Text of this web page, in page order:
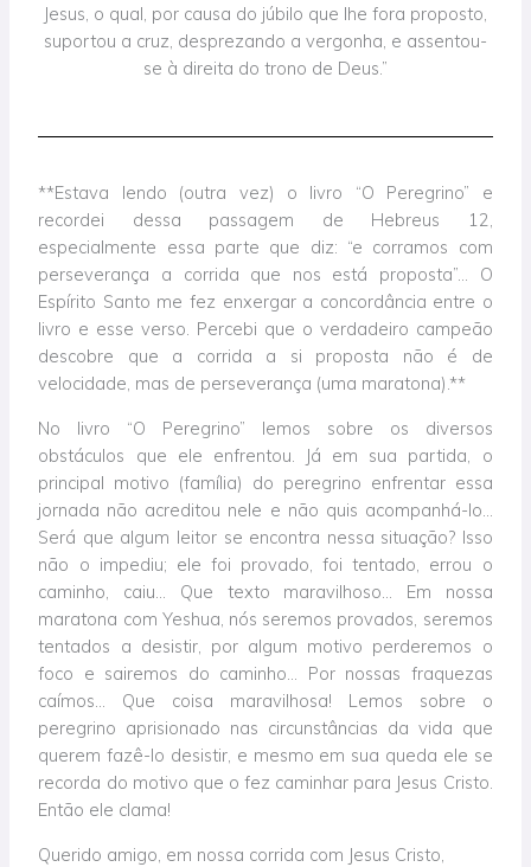
Jesus, o qual, por causa do júbilo que lhe fora proposto,
suportou a cruz, desprezando a vergonha, e assentou-
se à direita do trono de Deus.”
**Estava lendo (outra vez) o livro “O Peregrino” e
recordei dessa passagem de Hebreus 12,
especialmente essa parte que diz: “e corramos com
perseverança a corrida que nos está proposta”… O
Espírito Santo me fez enxergar a concordância entre o
livro e esse verso. Percebi que o verdadeiro campeão
descobre que a corrida a si proposta não é de
velocidade, mas de perseverança (uma maratona).**
No livro “O Peregrino” lemos sobre os diversos
obstáculos que ele enfrentou. Já em sua partida, o
principal motivo (família) do peregrino enfrentar essa
jornada não acreditou nele e não quis acompanhá-lo…
Será que algum leitor se encontra nessa situação? Isso
não o impediu; ele foi provado, foi tentado, errou o
caminho, caiu… Que texto maravilhoso… Em nossa
maratona com Yeshua, nós seremos provados, seremos
tentados a desistir, por algum motivo perderemos o
foco e sairemos do caminho… Por nossas fraquezas
caímos… Que coisa maravilhosa! Lemos sobre o
peregrino aprisionado nas circunstâncias da vida que
querem fazê-lo desistir, e mesmo em sua queda ele se
recorda do motivo que o fez caminhar para Jesus Cristo.
Então ele clama!
Querido amigo, em nossa corrida com Jesus Cristo,